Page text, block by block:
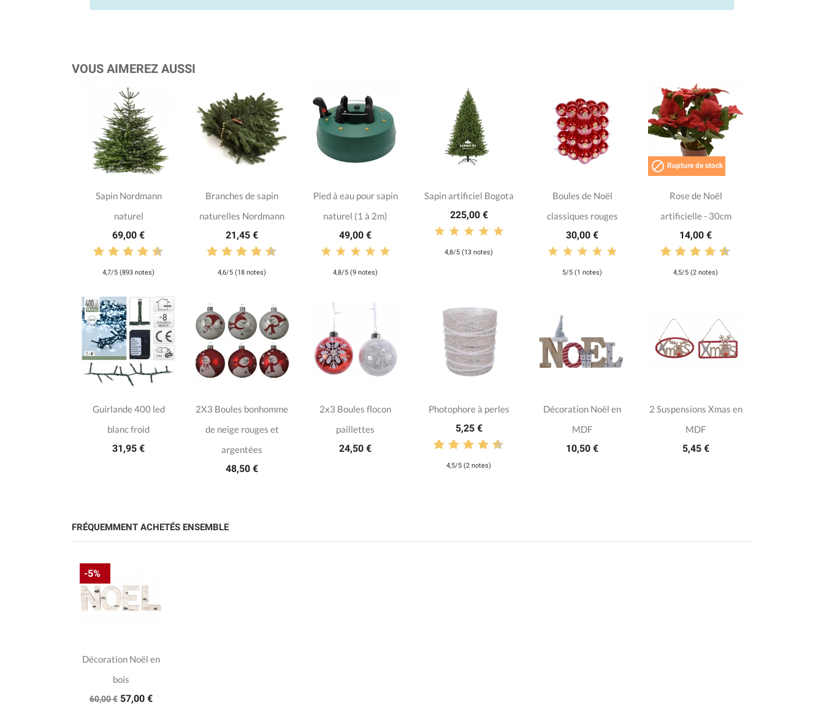
VOUS AIMEREZ AUSSI
Sapin Nordmann
naturel
69,00 €
4,7/5 (893 notes)
Branches de sapin
naturelles Nordmann
21,45 €
4,6/5 (18 notes)
Pied à eau pour sapin
naturel (1 à 2m)
49,00 €
4,8/5 (9 notes)
Sapin artificiel Bogota
225,00 €
4,8/5 (13 notes)
Boules de Noël
classiques rouges
30,00 €
5/5 (1 notes)
 Rupture de stock
Rose de Noël
artificielle - 30cm
14,00 €
4,5/5 (2 notes)
Guirlande 400 led
blanc froid
31,95 €
2X3 Boules bonhomme
de neige rouges et
argentées
48,50 €
2x3 Boules flocon
paillettes
24,50 €
Photophore à perles
5,25 €
4,5/5 (2 notes)
Décoration Noël en
MDF
10,50 €
2 Suspensions Xmas en
MDF
5,45 €
FRÉQUEMMENT ACHETÉS ENSEMBLE
Décoration Noël en
bois
60,00 € 57,00 €
-5%